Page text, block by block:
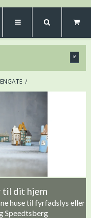
/
til dit hjem
huse til fyrfadslys eller
Speedtsberg